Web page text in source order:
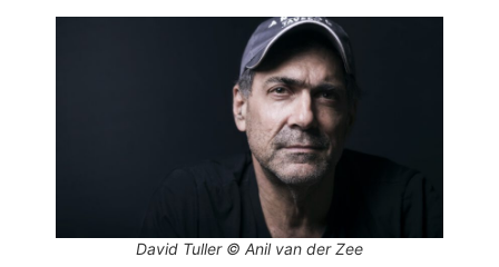
David Tuller © Anil van der Zee